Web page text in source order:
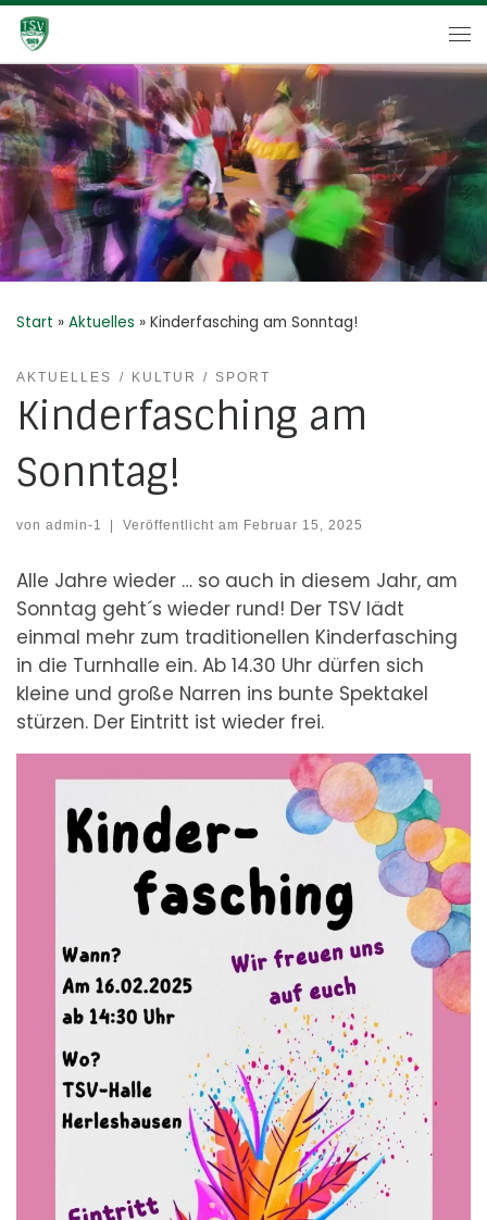
Zum Inhalt springen
Start » Aktuelles » Kinderfasching am Sonntag!
AKTUELLES KULTUR SPORT
Kinderfasching am
Sonntag!
von admin-1 Veröffentlicht am Februar 15, 2025
Alle Jahre wieder … so auch in diesem Jahr, am
Sonntag geht´s wieder rund! Der TSV lädt
einmal mehr zum traditionellen Kinderfasching
in die Turnhalle ein. Ab 14.30 Uhr dürfen sich
kleine und große Narren ins bunte Spektakel
stürzen. Der Eintritt ist wieder frei.